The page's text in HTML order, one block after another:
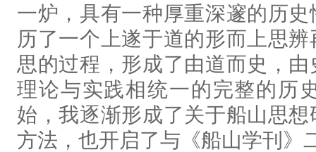
一炉，具有一种厚重深邃的历
历了一个上遂于道的形而上思
思的过程，形成了由道而史，
理论与实践相统一的完整的历
始，我逐渐形成了关于船山思
方法，也开启了与《船山学刊》